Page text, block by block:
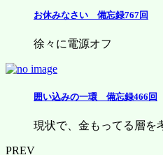
お休みなさい 備忘録767回
徐々に電源オフ
囲い込みの一環 備忘録466回
現状で、金もってる層を
PREV